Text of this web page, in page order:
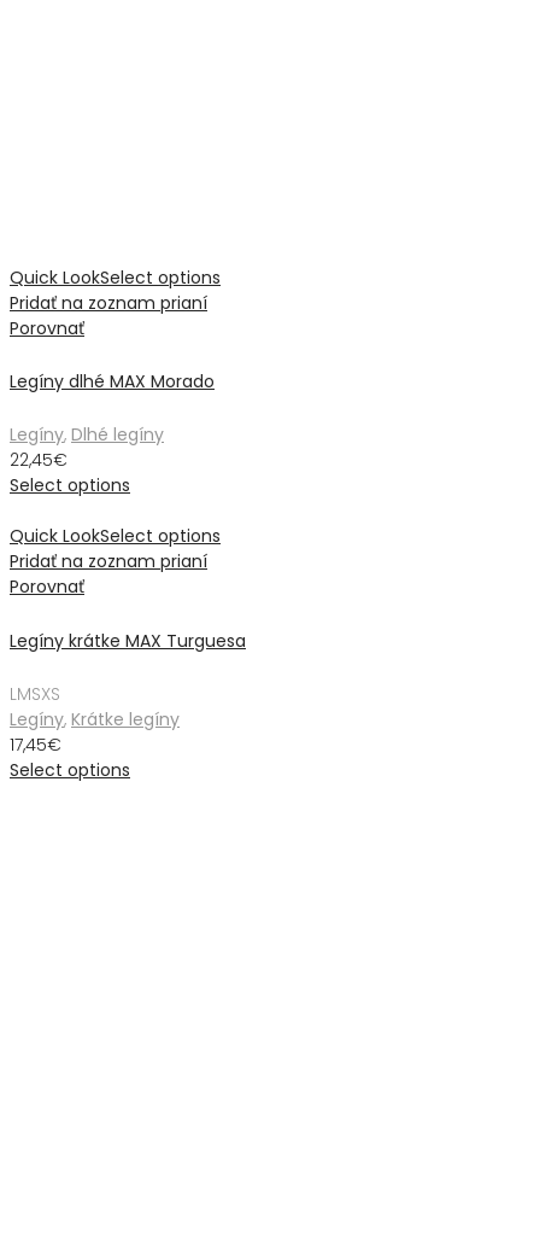
Quick LookSelect options
Pridať na zoznam prianí
Porovnať
Legíny dlhé MAX Morado
Legíny, Dlhé legíny
22,45€
Select options
Quick LookSelect options
Pridať na zoznam prianí
Porovnať
Legíny krátke MAX Turguesa
LMSXS
Legíny, Krátke legíny
17,45€
Select options